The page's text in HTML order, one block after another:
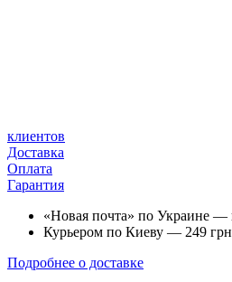
клиентов
Доставка
Оплата
Гарантия
«Новая почта» по Украине —
Курьером по Киеву — 249
Подробнее о доставке